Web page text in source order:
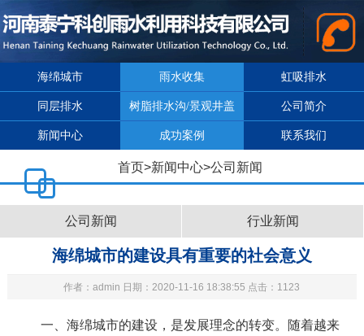
海绵城市 雨水收集 虹吸排水
同层排水 树脂排水沟/景观井盖 公司简介
新闻中心 成功案例 联系我们
首页>新闻中心>公司新闻
公司新闻 行业新闻
海绵城市的建设具有重要的社会意义
作者：admin 日期：2020-11-16 18:38:55 点击：1123
一、海绵城市的建设，是发展理念的转变。随着越来